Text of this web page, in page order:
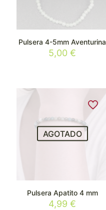
Pulsera 4-5mm Aventurina
5,00€
AGOTADO
Pulsera Apatito 4 mm
4,99€